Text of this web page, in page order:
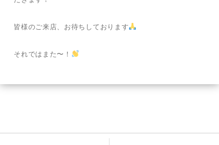
皆様のご来店、お待ちしております
それではまた〜！